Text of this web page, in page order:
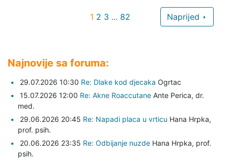
1 2 3 ... 82 Naprijed
Najnovije sa foruma:
29.07.2026 10:30 Re: Dlake kod djecaka Ogrtac
15.07.2026 12:00 Re: Akne Roaccutane Ante Perica, dr.
med.
29.06.2026 20:45 Re: Napadi placa u vrticu Hana Hrpka,
prof. psih.
20.06.2026 23:35 Re: Odbijanje nuzde Hana Hrpka, prof.
psih.